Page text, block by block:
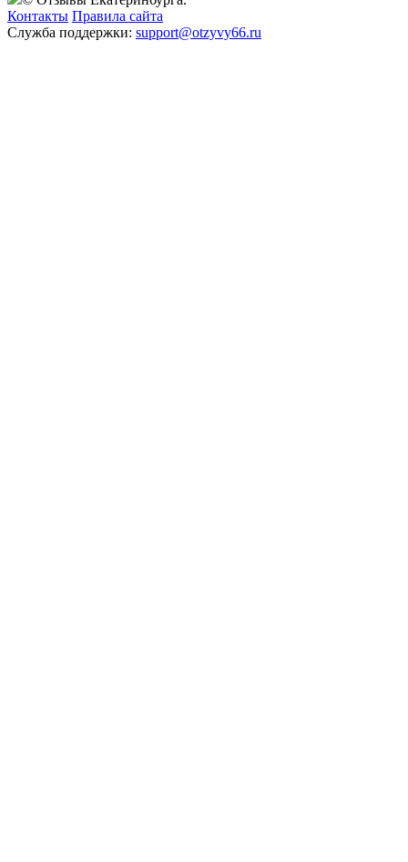
Контакты Правила сайта
Служба поддержки: support@otzyvy66.ru